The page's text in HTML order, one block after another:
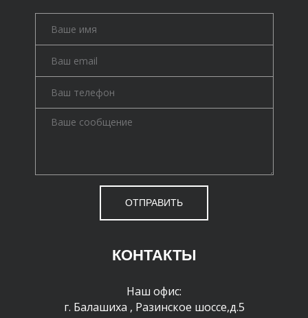
ОТПРАВИТЬ
КОНТАКТЫ
Наш офис:
г. Балашиха , Разинское шоссе,д.5